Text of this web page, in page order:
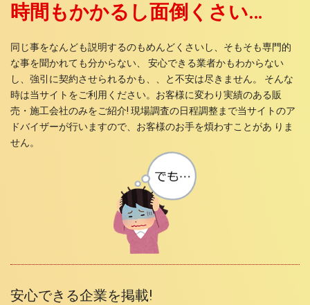
時間もかかるし面倒くさい…
同じ事をなんども説明するのもめんどくさいし、そもそも専門的
な事を聞かれても分からない、 安心できる業者かもわからない
し、強引に契約させられるかも、、と不安は尽きません。 そんな
時は当サイトをご利用ください。お客様に変わり実績のある販
売・施工会社のみをご紹介! 現場調査の日程調整まで当サイトのア
ドバイザーが行いますので、お客様のお手を煩わすことがあ りま
せん。
安心できる企業を掲載!